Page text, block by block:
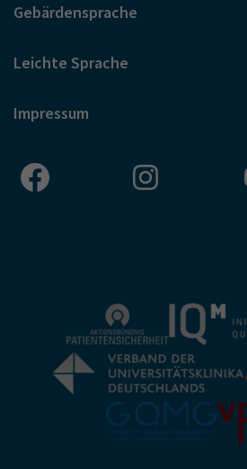
Gebärdensprache
Leichte Sprache
Impressum